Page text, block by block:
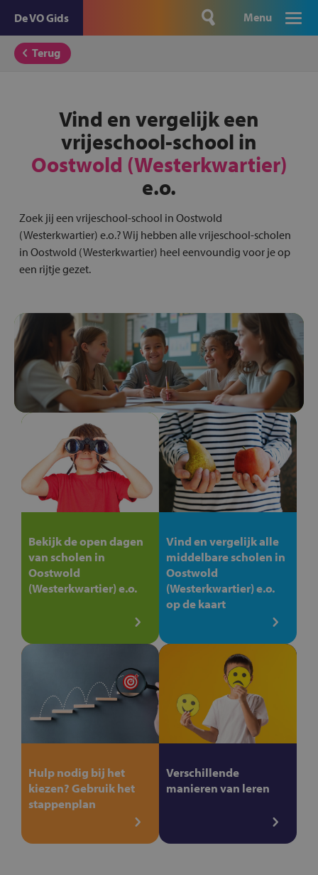
De VO Gids Menu
Terug
Vind en vergelijk een
vrijeschool-school in
Oostwold (Westerkwartier)
e.o.
Zoek jij een vrijeschool-school in Oostwold
(Westerkwartier) e.o.? Wij hebben alle vrijeschool-scholen
in Oostwold (Westerkwartier) heel eenvoundig voor je op
een rijtje gezet.
Bekijk de open dagen
van scholen in
Oostwold
(Westerkwartier) e.o.
Vind en vergelijk alle
middelbare scholen in
Oostwold
(Westerkwartier) e.o.
op de kaart
Hulp nodig bij het
kiezen? Gebruik het
stappenplan
Verschillende
manieren van leren